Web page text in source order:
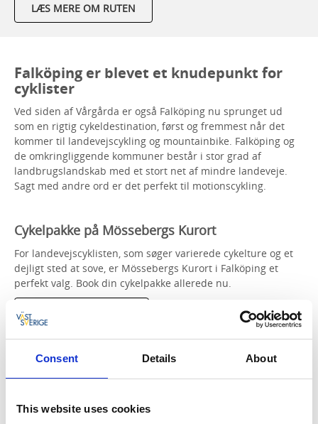
Consent Details About
This website uses cookies
LÆS MERE OM RUTEN
Falköping er blevet et knudepunkt for
cyklister
Ved siden af Vårgårda er også Falköping nu sprunget ud
som en rigtig cykeldestination, først og fremmest når det
kommer til landevejscykling og mountainbike. Falköping og
de omkringliggende kommuner består i stor grad af
landbrugslandskab med et stort net af mindre landeveje.
Sagt med andre ord er det perfekt til motionscykling.
Cykelpakke på Mössebergs Kurort
For landevejscyklisten, som søger varierede cykelture og et
dejligt sted at sove, er Mössebergs Kurort i Falköping et
perfekt valg. Book din cykelpakke allerede nu.
LÆS MERE OG BESTIL
Cykelpakke på Bjertorp Slott
veje. Du bor på slottet, hvor du sover, drikker og spiser godt.
Tjek deres side for mere information!